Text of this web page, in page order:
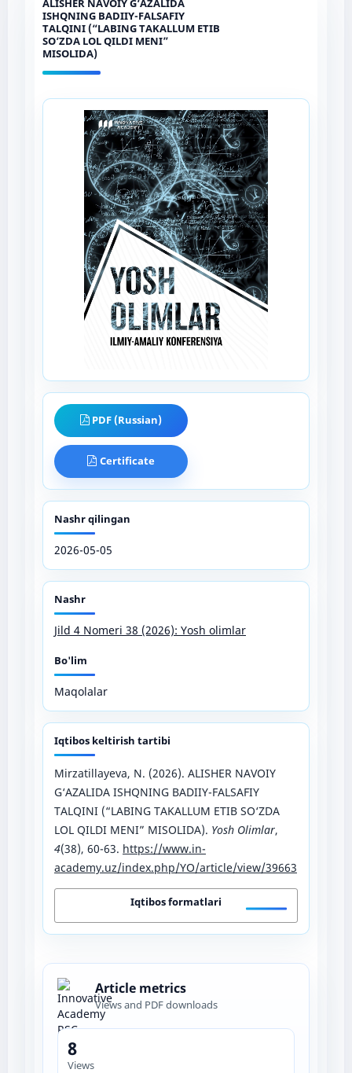
ALISHER NAVOIY G‘AZALIDA
ISHQNING BADIIY-FALSAFIY
TALQINI (“LABING TAKALLUM ETIB
SO‘ZDA LOL QILDI MENI”
MISOLIDA)
PDF (Russian)
Certificate
Nashr qilingan
2026-05-05
Nashr
Jild 4 Nomeri 38 (2026): Yosh olimlar
Bo'lim
Maqolalar
Iqtibos keltirish tartibi
Mirzatillayeva, N. (2026). ALISHER NAVOIY
G‘AZALIDA ISHQNING BADIIY-FALSAFIY
TALQINI (“LABING TAKALLUM ETIB SO‘ZDA
LOL QILDI MENI” MISOLIDA). Yosh Olimlar,
4(38), 60-63. https://www.in-
academy.uz/index.php/YO/article/view/39663
Iqtibos formatlari
Article metrics
Views and PDF downloads
8
Views